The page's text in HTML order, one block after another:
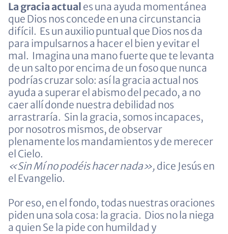
La gracia actual es una ayuda momentánea
que Dios nos concede en una circunstancia
difícil. Es un auxilio puntual que Dios nos da
para impulsarnos a hacer el bien y evitar el
mal. Imagina una mano fuerte que te levanta
de un salto por encima de un foso que nunca
podrías cruzar solo: así la gracia actual nos
ayuda a superar el abismo del pecado, a no
caer allí donde nuestra debilidad nos
arrastraría. Sin la gracia, somos incapaces,
por nosotros mismos, de observar
plenamente los mandamientos y de merecer
el Cielo.
«Sin Mí no podéis hacer nada», dice Jesús en
el Evangelio.
Por eso, en el fondo, todas nuestras oraciones
piden una sola cosa: la gracia. Dios no la niega
a quien Se la pide con humildad y